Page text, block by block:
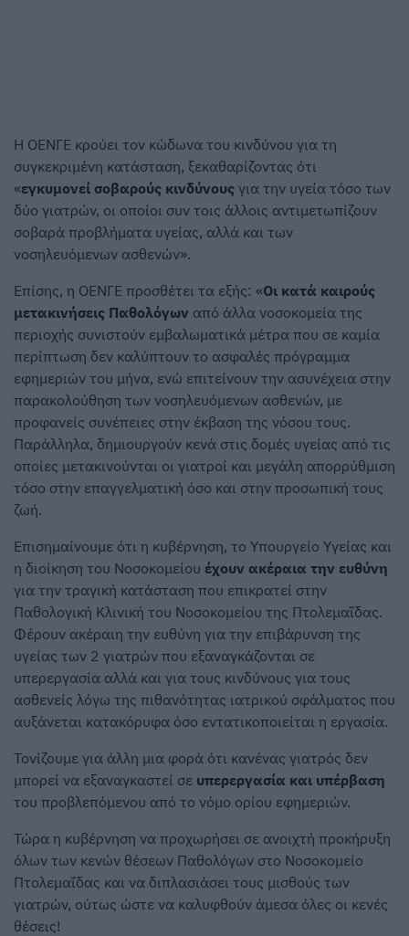
Η ΟΕΝΓΕ κρούει τον κώδωνα του κινδύνου για τη
συγκεκριμένη κατάσταση, ξεκαθαρίζοντας ότι
«εγκυμονεί σοβαρούς κινδύνους για την υγεία τόσο των
δύο γιατρών, οι οποίοι συν τοις άλλοις αντιμετωπίζουν
σοβαρά προβλήματα υγείας, αλλά και των
νοσηλευόμενων ασθενών».
Επίσης, η ΟΕΝΓΕ προσθέτει τα εξής: «Οι κατά καιρούς
μετακινήσεις Παθολόγων από άλλα νοσοκομεία της
περιοχής συνιστούν εμβαλωματικά μέτρα που σε καμία
περίπτωση δεν καλύπτουν το ασφαλές πρόγραμμα
εφημεριών του μήνα, ενώ επιτείνουν την ασυνέχεια στην
παρακολούθηση των νοσηλευόμενων ασθενών, με
προφανείς συνέπειες στην έκβαση της νόσου τους.
Παράλληλα, δημιουργούν κενά στις δομές υγείας από τις
οποίες μετακινούνται οι γιατροί και μεγάλη απορρύθμιση
τόσο στην επαγγελματική όσο και στην προσωπική τους
ζωή.
Επισημαίνουμε ότι η κυβέρνηση, το Υπουργείο Υγείας και
η διοίκηση του Νοσοκομείου έχουν ακέραια την ευθύνη
για την τραγική κατάσταση που επικρατεί στην
Παθολογική Κλινική του Νοσοκομείου της Πτολεμαΐδας.
Φέρουν ακέραιη την ευθύνη για την επιβάρυνση της
υγείας των 2 γιατρών που εξαναγκάζονται σε
υπερεργασία αλλά και για τους κινδύνους για τους
ασθενείς λόγω της πιθανότητας ιατρικού σφάλματος που
αυξάνεται κατακόρυφα όσο εντατικοποιείται η εργασία.
Τονίζουμε για άλλη μια φορά ότι κανένας γιατρός δεν
μπορεί να εξαναγκαστεί σε υπερεργασία και υπέρβαση
του προβλεπόμενου από το νόμο ορίου εφημεριών.
Τώρα η κυβέρνηση να προχωρήσει σε ανοιχτή προκήρυξη
όλων των κενών θέσεων Παθολόγων στο Νοσοκομείο
Πτολεμαΐδας και να διπλασιάσει τους μισθούς των
γιατρών, ούτως ώστε να καλυφθούν άμεσα όλες οι κενές
θέσεις!